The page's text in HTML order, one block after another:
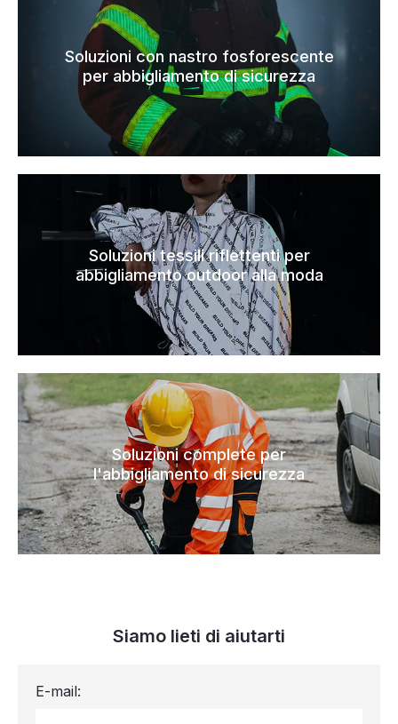
Soluzioni con nastro fosforescente
per abbigliamento di sicurezza
Soluzioni tessili riflettenti per
abbigliamento outdoor alla moda
Soluzioni complete per
l'abbigliamento di sicurezza
Siamo lieti di aiutarti
E-mail: